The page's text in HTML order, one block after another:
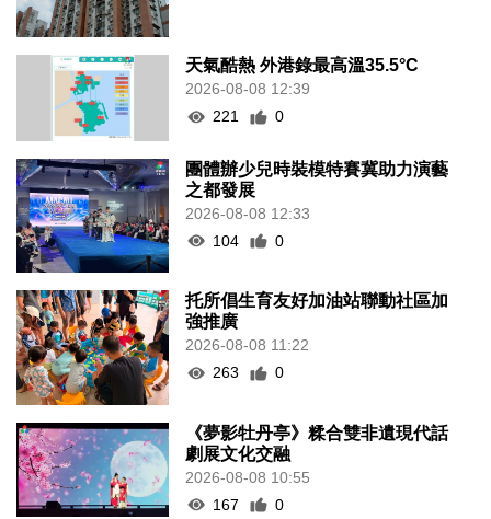
天氣酷熱 外港錄最高溫35.5°C
2026-08-08 12:39
221
0
團體辦少兒時裝模特賽冀助力演藝
之都發展
2026-08-08 12:33
104
0
托所倡生育友好加油站聯動社區加
強推廣
2026-08-08 11:22
263
0
《夢影牡丹亭》糅合雙非遺現代話
劇展文化交融
2026-08-08 10:55
167
0